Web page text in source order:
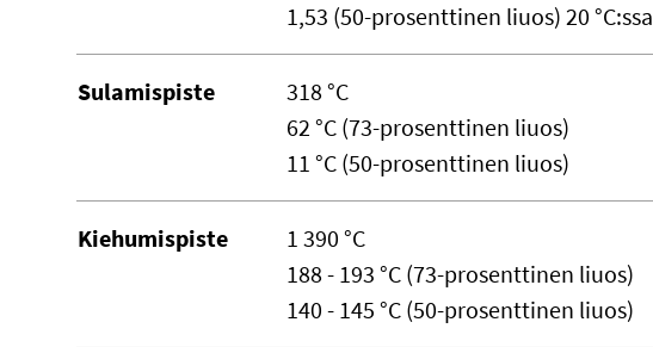
1,53 (50-prosenttinen liuos) 20 °C:ssa
Sulamispiste
318 °C
62 °C (73-prosenttinen liuos)
11 °C (50-prosenttinen liuos)
Kiehumispiste
1 390 °C
188 - 193 °C (73-prosenttinen liuos)
140 - 145 °C (50-prosenttinen liuos)